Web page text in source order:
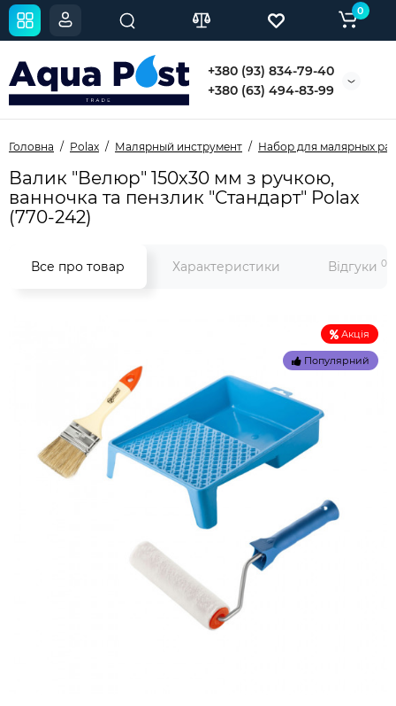
+380 (93) 834-79-40
+380 (63) 494-83-99
0
Головна Polax Малярный инструмент Набор для малярных
Валик "Велюр" 150х30 мм з ручкою,
ванночка та пензлик "Стандарт" Polax
(770-242)
Все про товар Характеристики Відгуки 0
Акція
Популярний